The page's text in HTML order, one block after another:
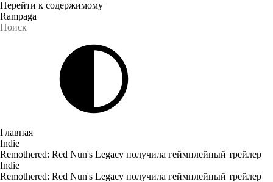
Перейти к содержимому
Rampaga
Главная
Indie
Remothered: Red Nun's Legacy получила геймплейный трейлер
Indie
Remothered: Red Nun's Legacy получила геймплейный трейлер